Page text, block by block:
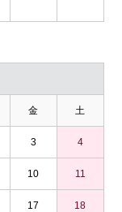
金 土
3 4
10 11
17 18